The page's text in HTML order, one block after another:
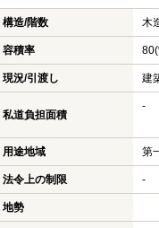
構造/階数 木
容積率
現況/引渡し 建
私道負担面積
-
用途地域 第
法令上の制限 -
地勢